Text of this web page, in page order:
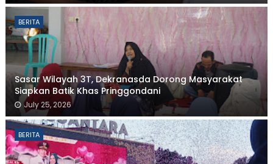
BERITA
Sasar Wilayah 3T, Dekranasda Dorong Masyarakat
Siapkan Batik Khas Pringgondani
July 25, 2026
BERITA